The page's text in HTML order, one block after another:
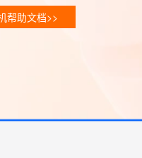
帮助文档>>